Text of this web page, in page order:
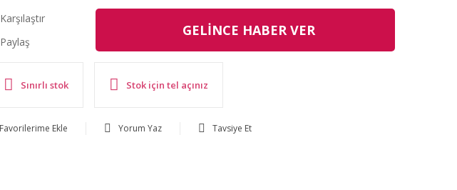
Karşılaştır
Paylaş
GELİNCE HABER VER
Sınırlı stok Stok için tel açınız
Yorum Yaz Tavsiye Et